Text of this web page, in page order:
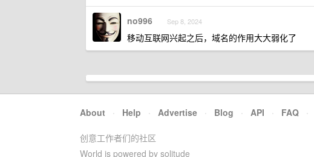
no996 Sep 8, 2024
移动互联网兴起之后，域名的作用大大弱化了
About · Help · Advertise · Blog · API · FAQ ·
创意工作者们的社区
World is powered by solitude